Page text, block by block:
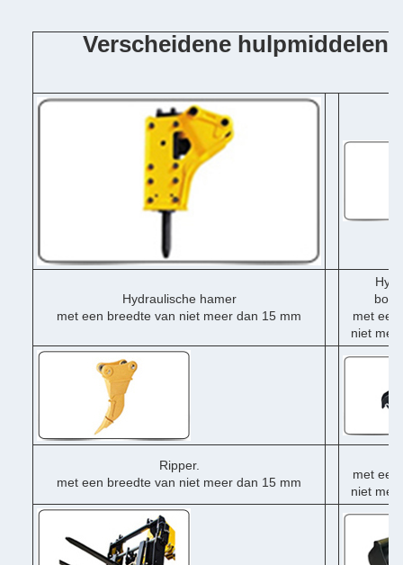
Verscheidene hulpmiddelen
Hydraulische hamer
met een breedte van niet meer dan 15 mm
met een
niet
Ripper.
met een breedte van niet meer dan 15 mm
met een
niet